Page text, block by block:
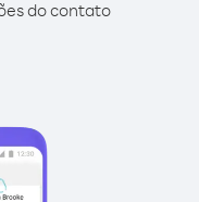
do contato